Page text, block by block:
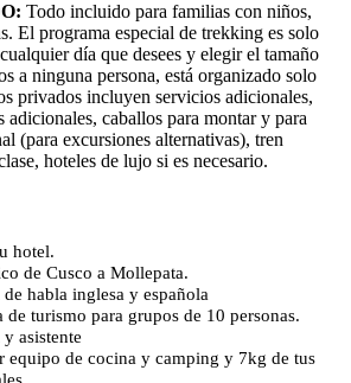
Todo incluido para familias con niños,
El programa especial de trekking es solo
día que desees y elegir el tamaño
a ninguna persona, está organizado solo
privados incluyen servicios adicionales,
adicionales, caballos para montar y para
(para excursiones alternativas), tren
hoteles de lujo si es necesario.
hotel.
de Cusco a Mollepata.
habla inglesa y española
de turismo para grupos de 10 personas.
asistente
equipo de cocina y camping y 7kg de tus